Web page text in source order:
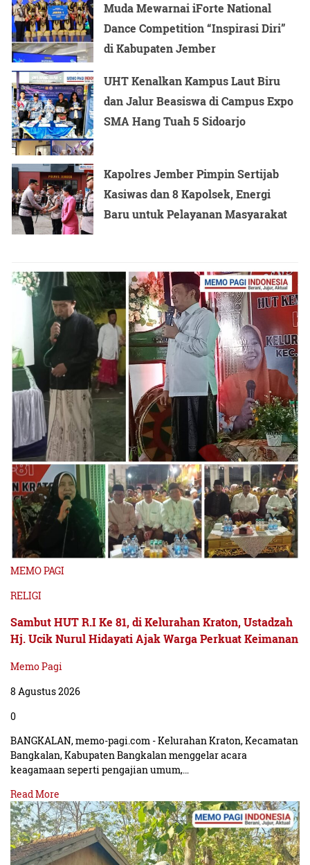
Modus operandi yang dilakukan para tersangka rata-rata
mereka menggasak kendaraan bermotor yang ditinggal
di halaman rumah maupun tepi jalan umum.
Sedikitnya 20 sepeda motor barang bukti hasil curian
turut diamankan dalam operasi kepolisian yang
dilakukan.
Selain itu, barang bukti lain seperti kunci T, ponsel,
perhiasan emas, serta pakaian juga turut disita pihak
kepolisian.
untuk melancarkan aksinya. Sementara untuk kasus
curat, tersangka melakukan aksinya dengan mencongkel
jendela kemudian masuk mengambil barang berharga
milik korban,” imbuh Wakapolres.
Sementara itu, Kasihumas Polres Malang, Ipda
Muhammad Adnan, menambahkan pihaknya langsung
mengembalikan semua kendaraan yang dicuri kepada
korbannya usai pengungkapan kasus tersebut.
Para korban yang hendak mengambil barang bukti pun
diwajibkan membawa kunci dan dokumen asli.
“Hari ini kami hadirkan para pemilik kendaraan
bermotor yang hilang, selanjutnya seluruh barang bukti
kendaraan, tanpa biaya,” tutur Ipda Adnan.
Kasihumas mengimbau kepada warga agar tidak ragu
untuk untuk melaporkan kehilangan barang miliknya
kepada Polisi.
pidana yang dilaporkan sekaligus melakukan pencarian
tanpa dipungut biaya.
Kepada masyarakat, khususnya warga Kabupaten
Malang, Kasihumas juga mengingatkan agar lebih
berhati-hati dalam meletakkan kendaraan bermotor
Muda Mewarnai iForte National
Dance Competition “Inspirasi Diri”
di Kabupaten Jember
UHT Kenalkan Kampus Laut Biru
dan Jalur Beasiswa di Campus Expo
SMA Hang Tuah 5 Sidoarjo
Kapolres Jember Pimpin Sertijab
Kasiwas dan 8 Kapolsek, Energi
Baru untuk Pelayanan Masyarakat
MEMO PAGI
RELIGI
Sambut HUT R.I Ke 81, di Kelurahan Kraton, Ustadzah
Hj. Ucik Nurul Hidayati Ajak Warga Perkuat Keimanan
Memo Pagi
8 Agustus 2026
0
BANGKALAN, memo-pagi.com - Kelurahan Kraton, Kecamatan
Bangkalan, Kabupaten Bangkalan menggelar acara
keagamaan seperti pengajian umum,…
Read More